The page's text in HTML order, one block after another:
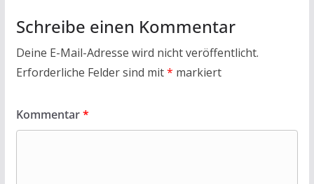
Schreibe einen Kommentar
Deine E-Mail-Adresse wird nicht veröffentlicht.
Erforderliche Felder sind mit* markiert
Kommentar*